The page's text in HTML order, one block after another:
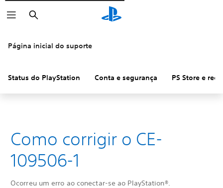
Pesquisar
Página inicial do suporte
Status do PlayStation Conta e segurança PS Store e
Como corrigir o CE-
109506-1
Ocorreu um erro ao conectar-se ao PlayStation®.